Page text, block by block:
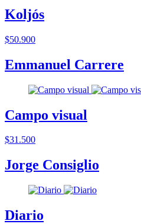
Koljós
$50.900
Emmanuel Carrere
Campo visual
$31.500
Jorge Consiglio
Diario